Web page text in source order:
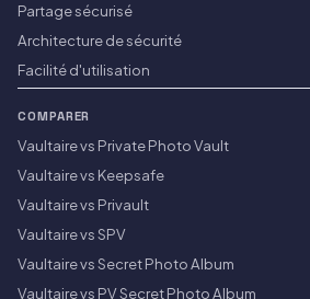
Partage sécurisé
Architecture de sécurité
Facilité d'utilisation
COMPARER
Vaultaire vs Private Photo Vault
Vaultaire vs Keepsafe
Vaultaire vs Privault
Vaultaire vs SPV
Vaultaire vs Secret Photo Album
Vaultaire vs PV Secret Photo Album